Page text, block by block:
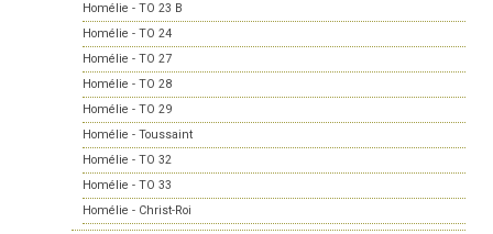
Homélie - TO 23 B
Homélie - TO 24
Homélie - TO 27
Homélie - TO 28
Homélie - TO 29
Homélie - Toussaint
Homélie - TO 32
Homélie - TO 33
Homélie - Christ-Roi